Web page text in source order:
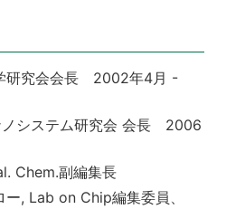
研究会会長 2002年4月 -
ノシステム研究会 会長 2006
Chem.副編集長
, Lab on Chip編集委員、